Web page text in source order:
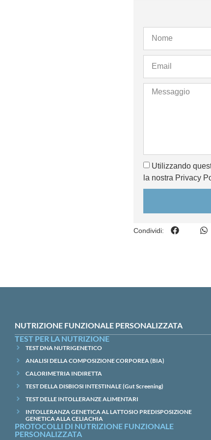
Utilizzando
la nostra Privacy
Condividi:
NUTRIZIONE FUNZIONALE PERSONALIZZATA
TEST PER LA NUTRIZIONE
TEST DNA NUTRIGENETICO
ANALISI DELLA COMPOSIZIONE CORPOREA (BIA)
CALORIMETRIA INDIRETTA
TEST DELLA DISBIOSI INTESTINALE (Gut Screening)
TEST DELLE INTOLLERANZE ALIMENTARI
INTOLLERANZA GENETICA AL LATTOSIO PREDISPOSIZIONE
GENETICA ALLA CELIACHIA
PROTOCOLLI DI NUTRIZIONE FUNZIONALE
PERSONALIZZATA